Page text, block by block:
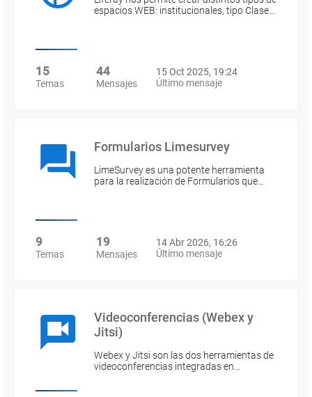
espacios WEB: institucionales, tipo Clase…
15
Temas
44
Mensajes
15 Oct 2025, 19:24
Último mensaje
Formularios Limesurvey
LimeSurvey es una potente herramienta
para la realización de Formularios que…
9
Temas
19
Mensajes
14 Abr 2026, 16:26
Último mensaje
Videoconferencias (Webex y
Jitsi)
Webex y Jitsi son las dos herramientas de
videoconferencias integradas en…